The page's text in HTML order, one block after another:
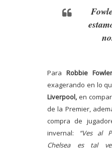
ParaRobbie
exagerando en lo
Liverpool, en
de la Premier,
compra de
invernal:
“Ves al
Chelsea es tal